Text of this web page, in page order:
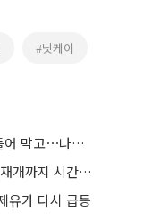
#닛케이
초대형 자동 파라솔 수백개로 뙤약볕 틀어 막고⋯나라별 폭염 생존법
일본 강진 사망자 28명⋯TSMC "생산 재개까지 시간 필요해"
유가 다시 급등